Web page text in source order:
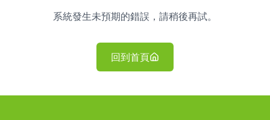
系統發生未預期的錯誤，請稍後再試。
回到首頁